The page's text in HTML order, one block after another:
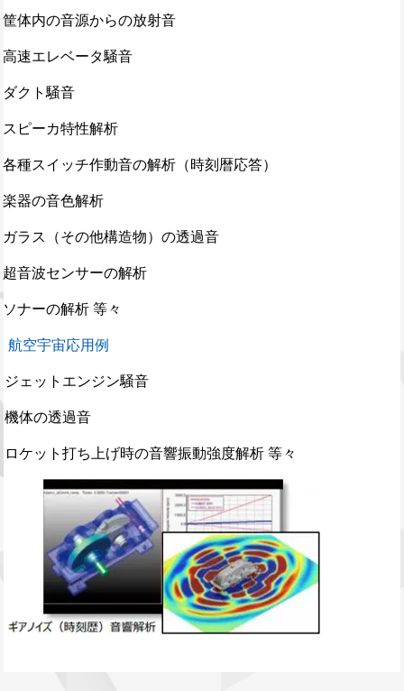
筐体内の音源からの放射音
高速エレベータ騒音
ダクト騒音
スピーカ特性解析
各種スイッチ作動音の解析（時刻暦応答）
楽器の音色解析
ガラス（その他構造物）の透過音
超音波センサーの解析
ソナーの解析 等々
航空宇宙応用例
ジェットエンジン騒音
機体の透過音
ロケット打ち上げ時の音響振動強度解析 等々